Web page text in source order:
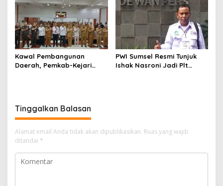
Kawal Pembangunan
Daerah, Pemkab-Kejari
PWI Sumsel Resmi Tunjuk
Ishak Nasroni Jadi Plt
Tinggalkan Balasan
Alamat email Anda tidak akan dipublikasikan. Ruas yang wajib
ditandai *